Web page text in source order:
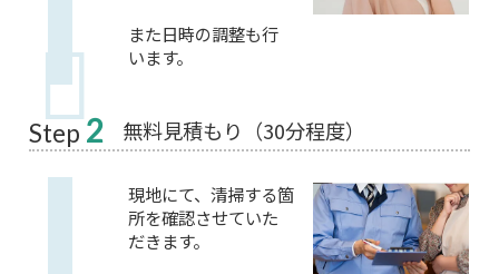
また日時の調整も行
います。
Step 2 無料見積もり（30分程度）
現地にて、清掃する箇
所を確認させていた
だきます。